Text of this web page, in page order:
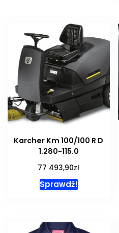
Karcher Km 100/100 R D
1.280-115.0
77 493,90zł
Sprawdź!